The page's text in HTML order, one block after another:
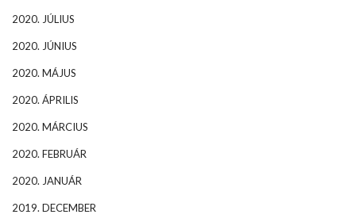
2020. JÚLIUS
2020. JÚNIUS
2020. MÁJUS
2020. ÁPRILIS
2020. MÁRCIUS
2020. FEBRUÁR
2020. JANUÁR
2019. DECEMBER